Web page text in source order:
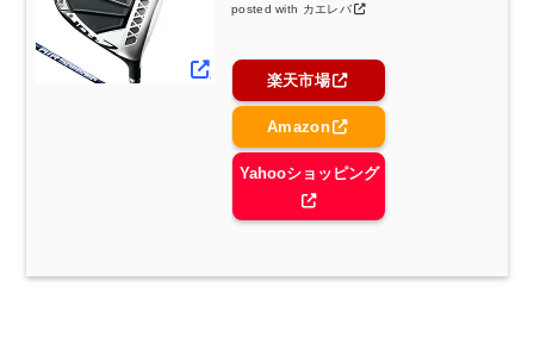
posted with カエレバ
楽天市場
Amazon
Yahooショッピング